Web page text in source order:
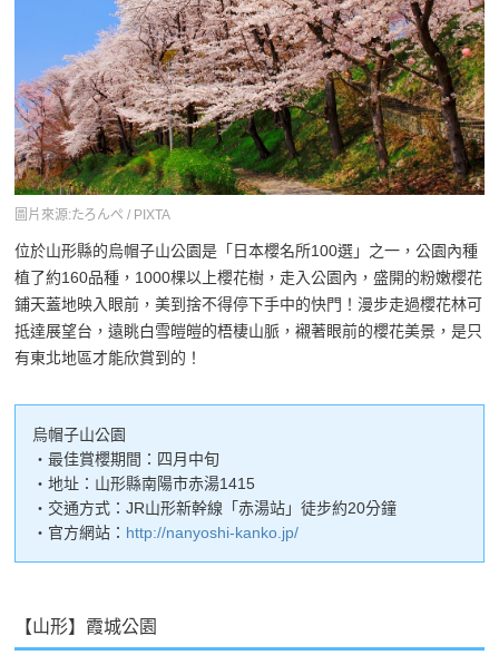
圖片來源:たろんぺ / PIXTA
位於山形縣的烏帽子山公園是「日本櫻名所100選」之一，公園內種
植了約160品種，1000棵以上櫻花樹，走入公園內，盛開的粉嫩櫻花
鋪天蓋地映入眼前，美到捨不得停下手中的快門！漫步走過櫻花林可
抵達展望台，遠眺白雪皚皚的梧棲山脈，襯著眼前的櫻花美景，是只
有東北地區才能欣賞到的！
烏帽子山公園
・最佳賞櫻期間：四月中旬
・地址：山形縣南陽市赤湯1415
・交通方式：JR山形新幹線「赤湯站」徒步約20分鐘
・官方網站： http://nanyoshi-kanko.jp/
【山形】霞城公園